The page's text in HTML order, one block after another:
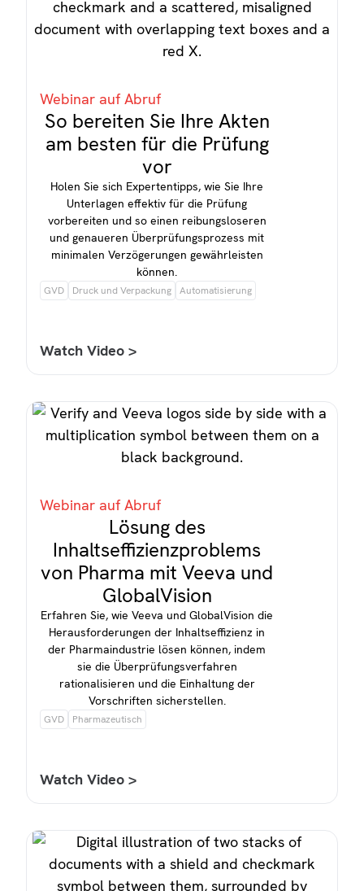
Webinar auf Abruf
So bereiten Sie Ihre Akten
am besten für die Prüfung
vor
Holen Sie sich Expertentipps, wie Sie Ihre
Unterlagen effektiv für die Prüfung
vorbereiten und so einen reibungsloseren
und genaueren Überprüfungsprozess mit
minimalen Verzögerungen gewährleisten
können.
GVD Druck und Verpackung Automatisierung
Watch Video >
Webinar auf Abruf
Lösung des
Inhaltseffizienzproblems
von Pharma mit Veeva und
GlobalVision
Erfahren Sie, wie Veeva und GlobalVision die
Herausforderungen der Inhaltseffizienz in
der Pharmaindustrie lösen können, indem
sie die Überprüfungsverfahren
rationalisieren und die Einhaltung der
Vorschriften sicherstellen.
GVD Pharmazeutisch
Watch Video >